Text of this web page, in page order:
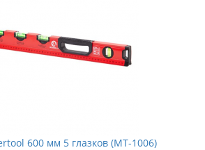
600 мм 5 глазков (MT-1006)